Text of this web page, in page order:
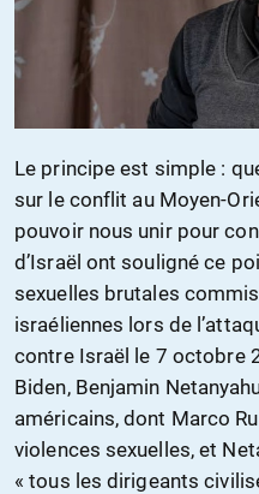
Le principe est simple :
sur le conflit au Moyen-
pouvoir nous unir pour
d’Israël ont souligné ce
sexuelles brutales
israéliennes lors de
contre Israël le 7 octobre
Biden, Benjamin
américains, dont Marco
violences sexuelles, et
« tous les dirigeants